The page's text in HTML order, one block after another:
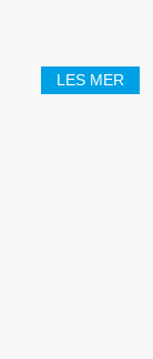
LES MER